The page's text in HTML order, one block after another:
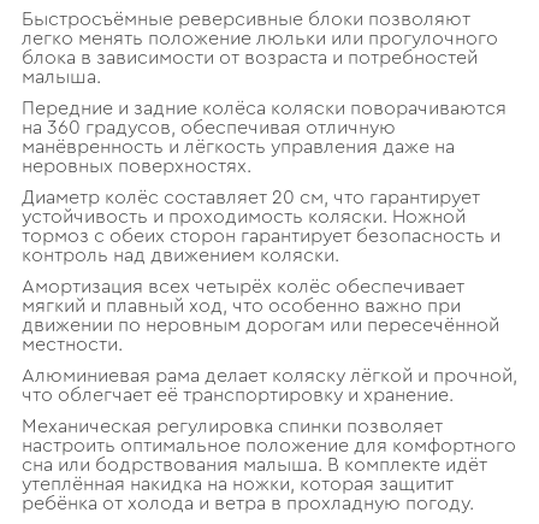
Быстросъёмные реверсивные блоки позволяют
легко менять положение люльки или прогулочного
блока в зависимости от возраста и потребностей
малыша.
Передние и задние колёса коляски поворачиваются
на 360 градусов, обеспечивая отличную
манёвренность и лёгкость управления даже на
неровных поверхностях.
Диаметр колёс составляет 20 см, что гарантирует
устойчивость и проходимость коляски. Ножной
тормоз с обеих сторон гарантирует безопасность и
контроль над движением коляски.
Амортизация всех четырёх колёс обеспечивает
мягкий и плавный ход, что особенно важно при
движении по неровным дорогам или пересечённой
местности.
Алюминиевая рама делает коляску лёгкой и прочной,
что облегчает её транспортировку и хранение.
Механическая регулировка спинки позволяет
настроить оптимальное положение для комфортного
сна или бодрствования малыша. В комплекте идёт
утеплённая накидка на ножки, которая защитит
ребёнка от холода и ветра в прохладную погоду.